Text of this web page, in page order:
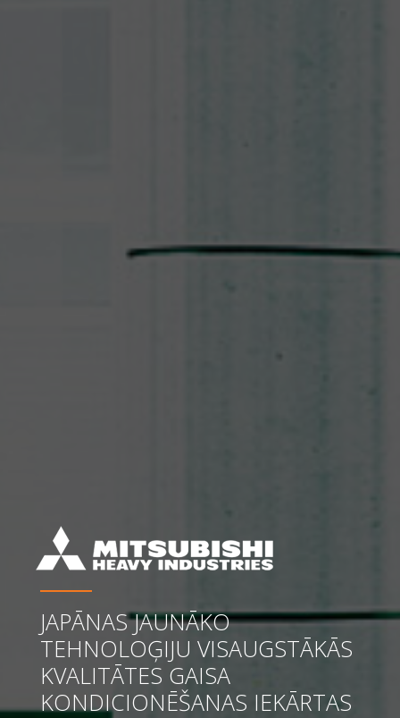
JAPĀNAS JAUNĀKO
TEHNOLOĢIJU VISAUGSTĀKĀS
KVALITĀTES GAISA
KONDICIONĒŠANAS IEKĀRTAS